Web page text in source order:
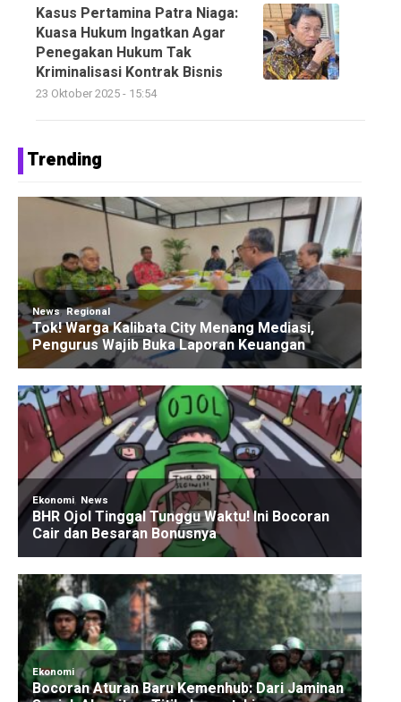
Kasus Pertamina Patra Niaga:
Kuasa Hukum Ingatkan Agar
Penegakan Hukum Tak
Kriminalisasi Kontrak Bisnis
23 Oktober 2025 - 15:54
Trending